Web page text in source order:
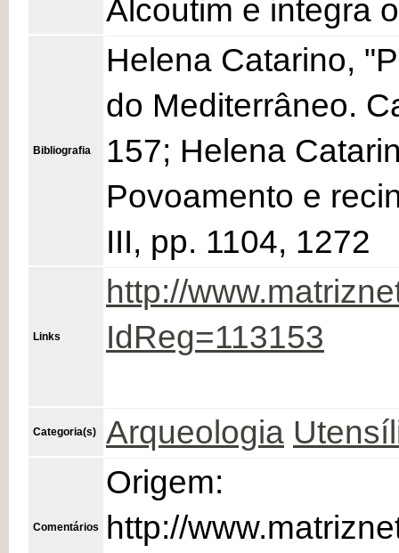
Alcoutim e integra
Bibliografia
Helena Catarino,
do Mediterrâneo.
157; Helena
Povoamento e
III, pp. 1104, 1272
Links
http://
IdReg=113153
Categoria(s) Arqueologia
Comentários
Origem:
http://